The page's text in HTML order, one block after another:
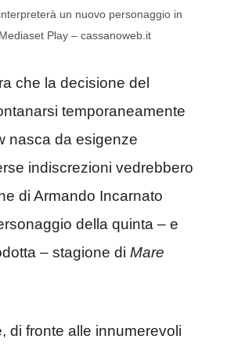
un nuovo personaggio in
Play – cassanoweb.it
che la decisione del
temporaneamente
nasca da esigenze
indiscrezioni vedrebbero
di Armando Incarnato
della quinta – e
– stagione di Mare
di fronte alle innumerevoli